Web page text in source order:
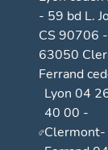
- 59 bd L.
CS 90706 -
63050
Ferrand
Lyon 04
40 00 -
Clermont-